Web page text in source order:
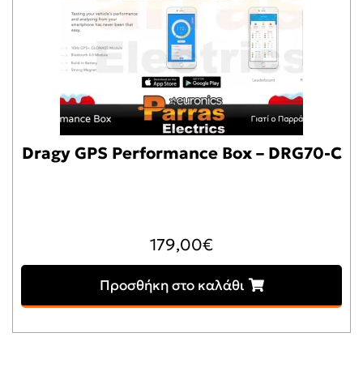
Dragy GPS Performance Box – DRG70-C
179,00€
Προσθήκη στο καλάθι